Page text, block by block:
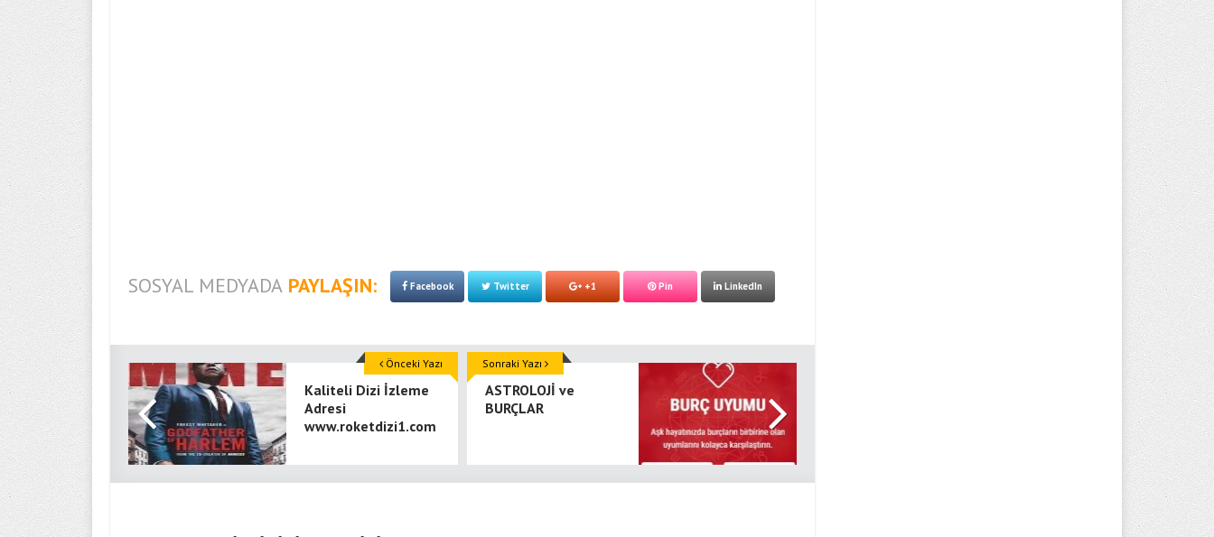
SOSYAL MEDYADA PAYLAŞIN: Facebook Twitter +1 Pin LinkedIn
Kaliteli Dizi İzleme
Adresi
www.roketdizi1.com
Önceki Yazı
ASTROLOJİ ve
BURÇLAR
Sonraki Yazı